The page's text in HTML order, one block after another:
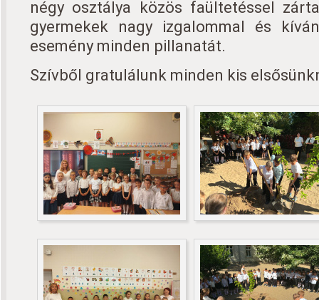
négy osztálya közös faültetéssel
gyermekek nagy izgalommal és
esemény minden pillanatát.
Szívből gratulálunk minden kis